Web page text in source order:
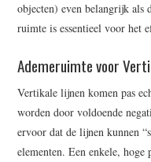
objecten) even belangrijk als
ruimte is essentieel voor het
Ademeruimte voor
Vertikale lijnen komen pas
worden door voldoende
ervoor dat de lijnen kunnen
elementen. Een enkele,